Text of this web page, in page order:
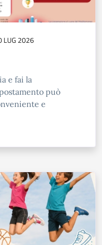
LUG 2026
e fai la
può
e